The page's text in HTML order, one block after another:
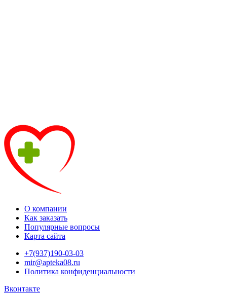
О компании
Как заказать
Популярные вопросы
Карта сайта
+7(937)190-03-03
mir@apteka08.ru
Политика конфиденциальности
Вконтакте